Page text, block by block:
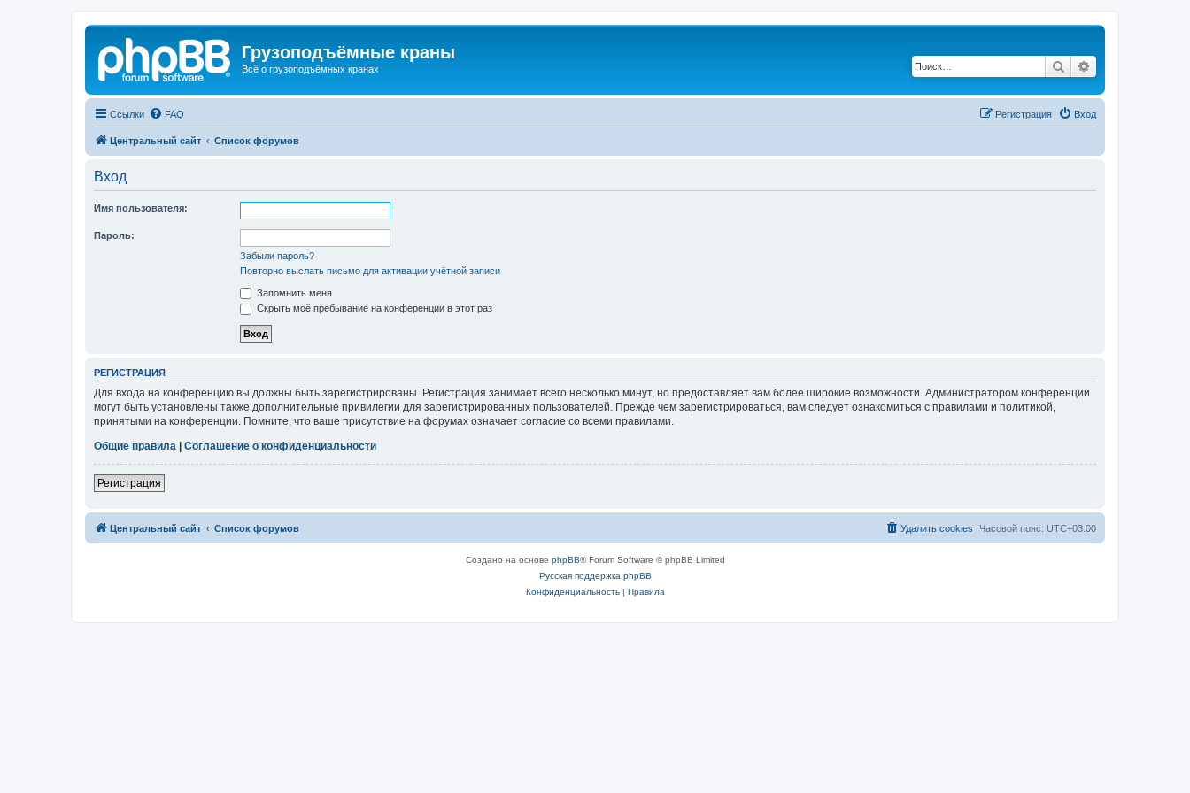
Грузоподъёмные краны
Всё о грузоподъёмных кранах Поиск
Ссылки FAQ Вход
Регистрация
Центральный сайт Список форумов
Вход
Имя пользователя:
Пароль:
Забыли пароль?
Повторно выслать письмо для активации учётной записи
Запомнить меня
Скрыть моё пребывание на конференции в этот раз
РЕГИСТРАЦИЯ
Для входа на конференцию вы должны быть зарегистрированы. Регистрация занимает всего несколько минут, но предоставляет вам более широкие возможности. Администратором конференции
могут быть установлены также дополнительные привилегии для зарегистрированных пользователей. Прежде чем зарегистрироваться, вам следует ознакомиться с правилами и политикой,
принятыми на конференции. Помните, что ваше присутствие на форумах означает согласие со всеми правилами.
Общие правила
Соглашение о конфиденциальности
Регистрация
Центральный сайт Список форумов Часовой пояс: UTC+03:00
Удалить cookies
Создано на основе phpBB® Forum Software © phpBB Limited
Русская поддержка phpBB
Конфиденциальность| Правила